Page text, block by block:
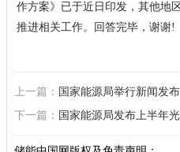
作方案》已于近日印发，其他地
推进相关工作。回答完毕，谢谢!
上一篇： 国家能源局举行新闻发
行情况
下一篇： 国家能源局发布上半年